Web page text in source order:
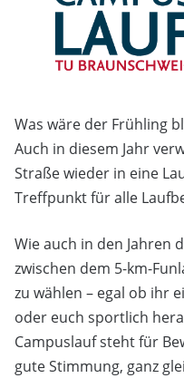
Was wäre der Frühling
Auch in diesem Jahr
Straße wieder in eine
Treffpunkt für alle
Wie auch in den Jahren
zwischen dem 5-km-
zu wählen – egal ob ihr
oder euch sportlich
Campuslauf steht für
gute Stimmung, ganz